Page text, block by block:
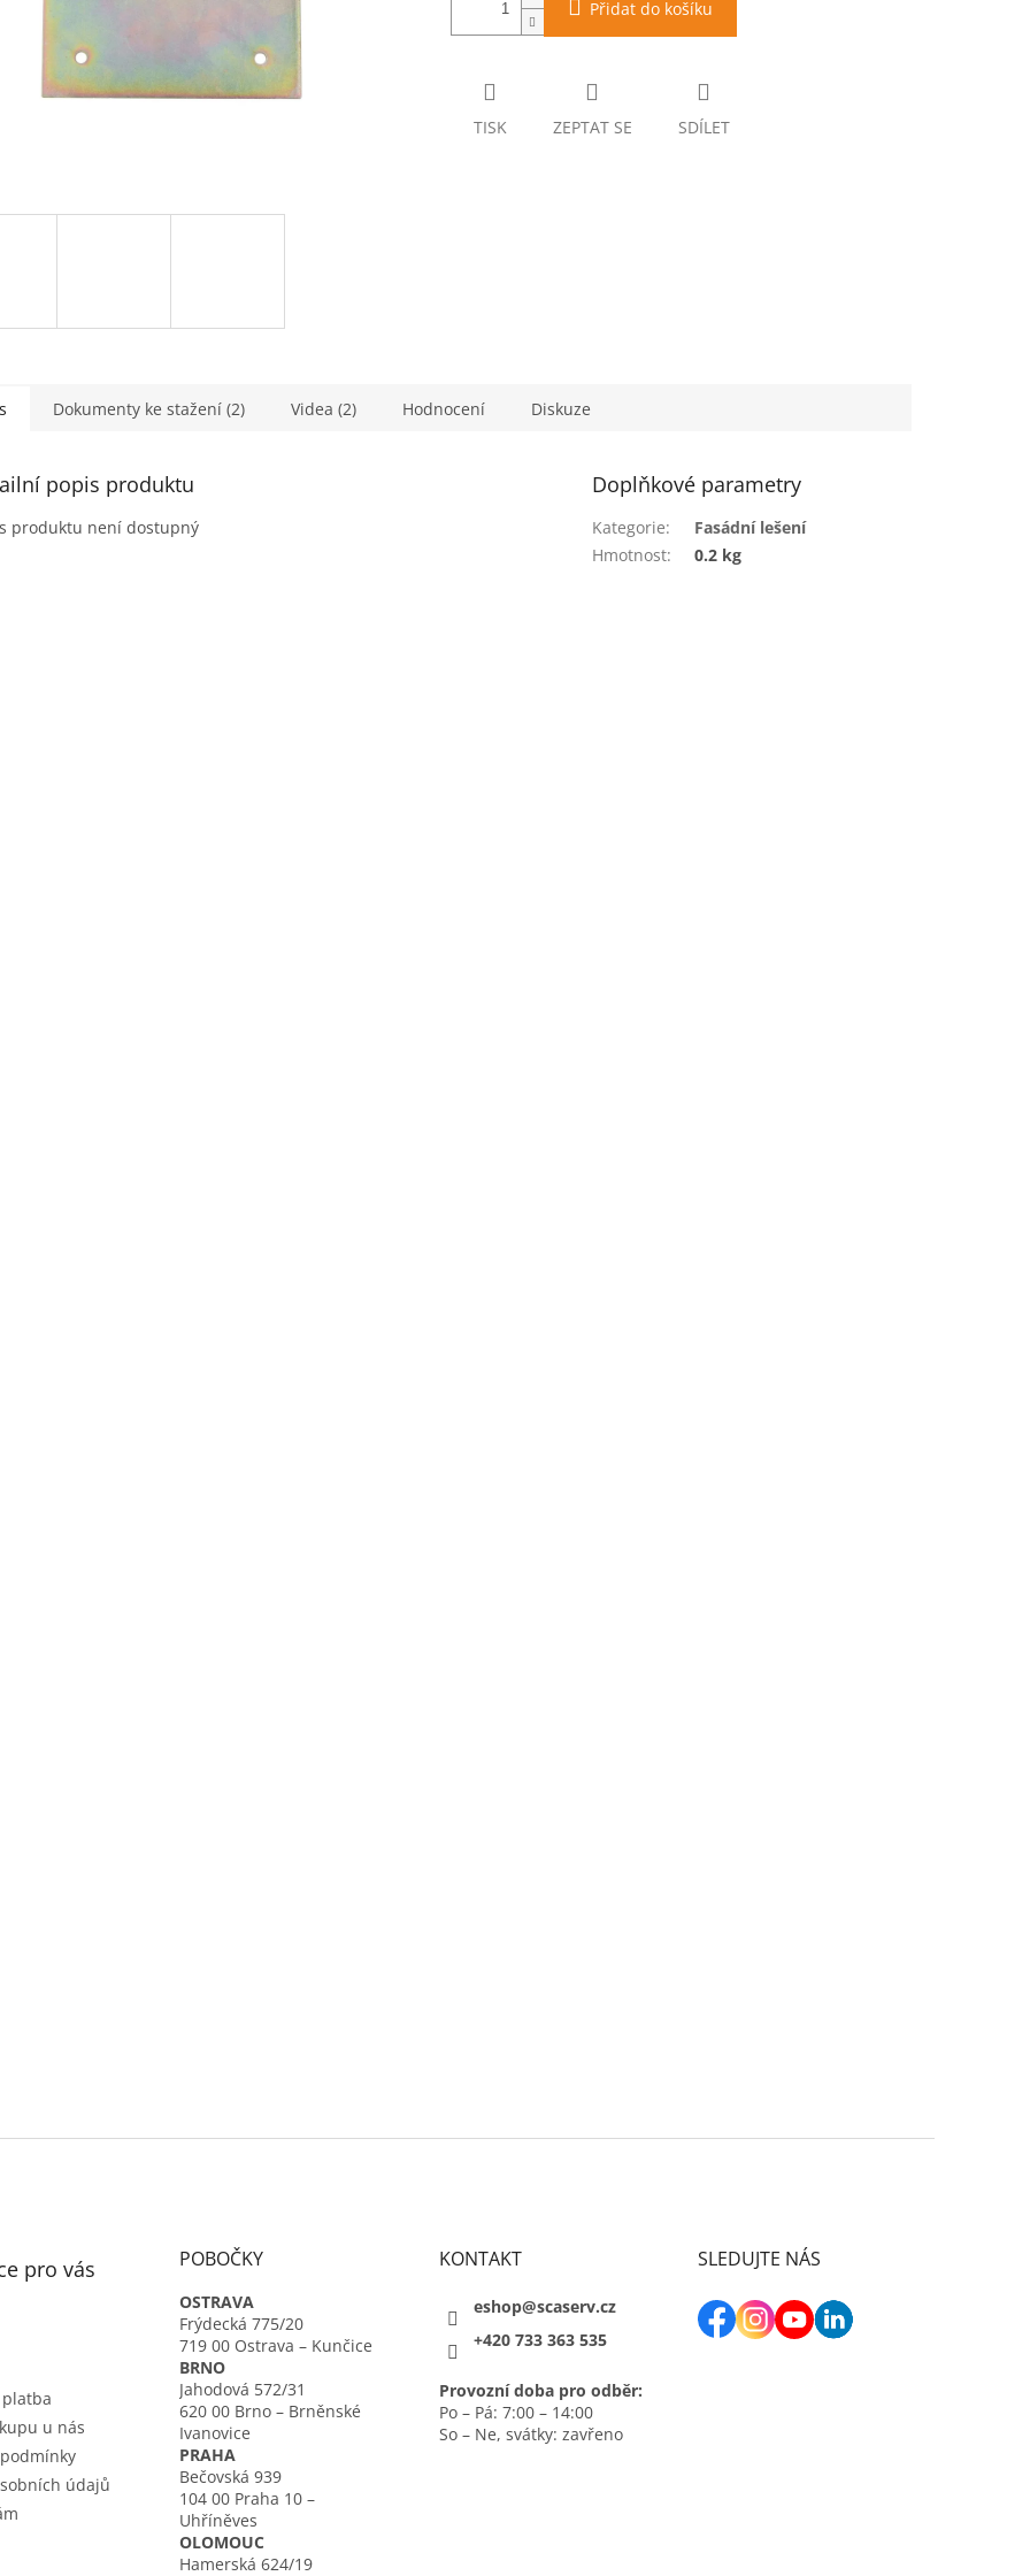
Přidat do košíku
TISK ZEPTAT SE SDÍLET
Dokumenty ke stažení (2) Videa (2) Hodnocení Diskuze
popis produktu
produktu není dostupný
Doplňkové parametry
Kategorie:
Fasádní lešení
Hmotnost: 0.2 kg
pro vás
u nás
údajů
POBOČKY
OSTRAVA
Frýdecká 775/20
719 00 Ostrava – Kunčice
BRNO
Jahodová 572/31
620 00 Brno – Brněnské
Ivanovice
PRAHA
Bečovská 939
104 00 Praha 10 –
Uhříněves
OLOMOUC
Hamerská 624/19
KONTAKT
eshop@scaserv.cz
+420 733 363 535
Provozní doba pro odběr:
Po – Pá: 7:00 – 14:00
So – Ne, svátky: zavřeno
SLEDUJTE NÁS